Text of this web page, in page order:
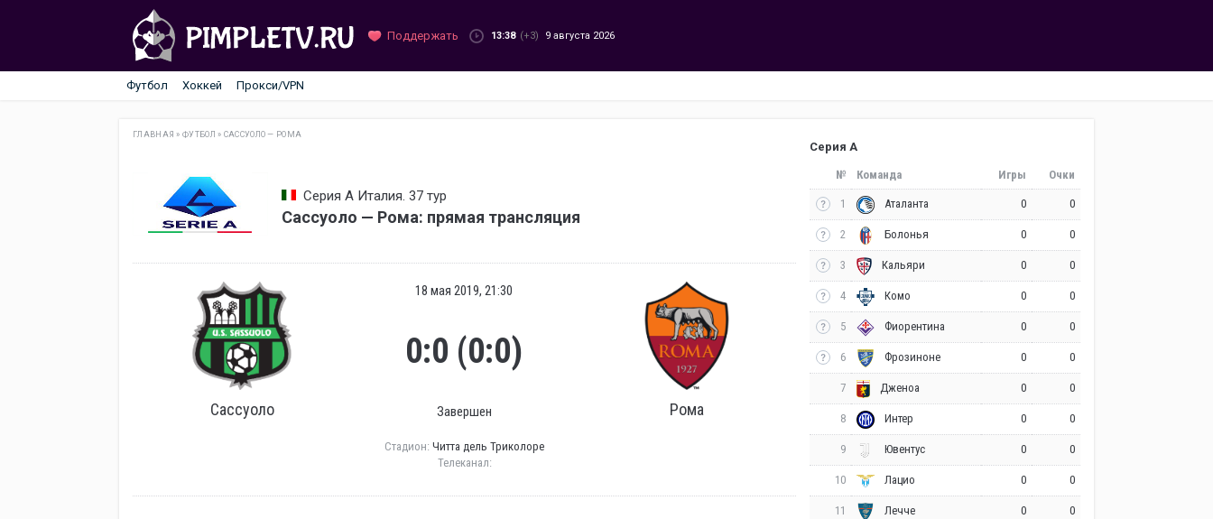
Поддержать 13:38 (+3) 9 августа 2026
Футбол Хоккей Прокси/VPN
ГЛАВНАЯ »ФУТБОЛ » САССУОЛО — РОМА
Серия А Италия. 37 тур
Сассуоло — Рома: прямая трансляция
Сассуоло
18 мая 2019, 21:30
0:0 (0:0)
Завершен Рома
Стадион: Читта дель Триколоре
Телеканал:
Серия А
№ Команда Игры Очки
1 Аталанта 0 0
2 Болонья 0 0
3 Кальяри 0 0
4 Комо 0 0
5 Фиорентина 0 0
6 Фрозиноне 0 0
7 Дженоа 0 0
8 Интер 0 0
9 Ювентус 0 0
10 Лацио 0 0
11 Лечче 0 0